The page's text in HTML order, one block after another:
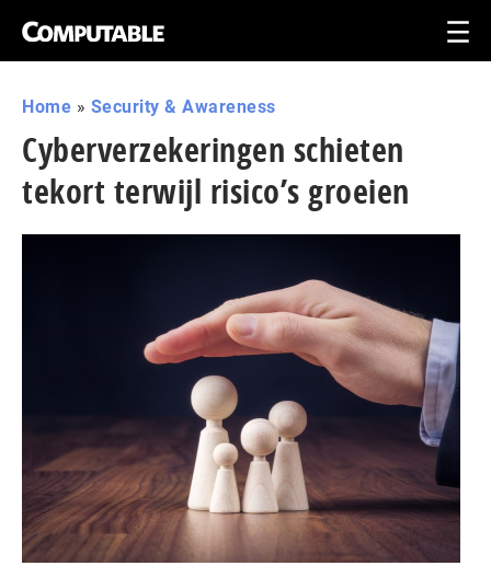
Home » Security & Awareness
Cyberverzekeringen schieten
tekort terwijl risico’s groeien